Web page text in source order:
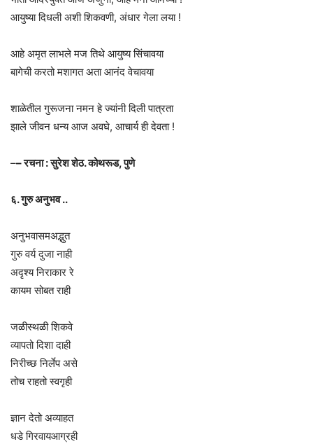
आयुष्या दिधली अशी शिकवणी, अंधार गेला लया !
आहे अमृत लाभले मज तिथे आयुष्य सिंचावया
बागेची करतो मशागत अता आनंद वेचावया
शाळेतील गुरूजना नमन हे ज्यांनी दिली पात्रता
झाले जीवन धन्य आज अवघे, आचार्य ही देवता !
–– रचना : सुरेश शेठ. कोथरूड, पुणे
६. गुरु अनुभव ..
अनुभवासमअद्भुत
गुरु वर्य दुजा नाही
अदृश्य निराकार रे
कायम सोबत राही
जळीस्थळी शिकवे
व्यापतो दिशा दाही
निरीच्छ निर्लेप असे
तोच राहतो स्वगृही
ज्ञान देतो अव्याहत
धडे गिरवायआग्रही